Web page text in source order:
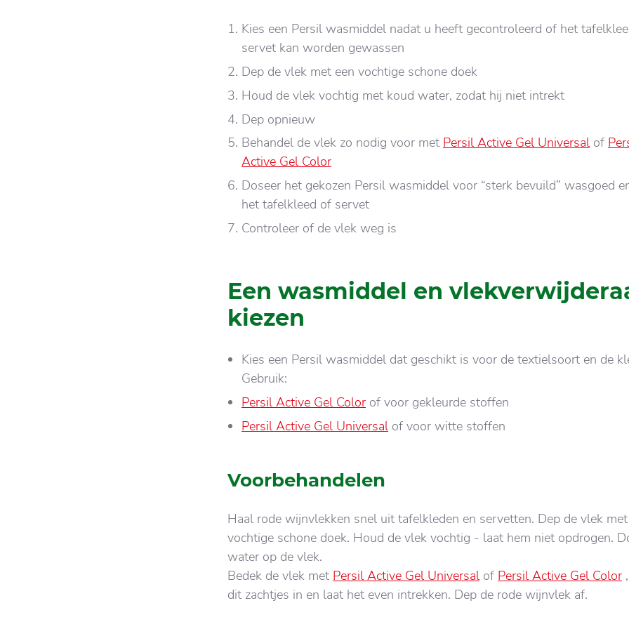
Kies een Persil wasmiddel nadat u heeft gecontroleerd of het
servet kan worden gewassen
Dep de vlek met een vochtige schone doek
Houd de vlek vochtig met koud water, zodat hij niet intrekt
Dep opnieuw
Behandel de vlek zo nodig voor met Persil Active Gel Universalof
Active Gel Color
Doseer het gekozen Persil wasmiddel voor “sterk bevuild” wasgoed
het tafelkleed of servet
Controleer of de vlek weg is
Een wasmiddel en
kiezen
Kies een Persil wasmiddel dat geschikt is voor de textielsoort en de
Gebruik:
Persil Active Gel Colorof voor gekleurde stoffen
Persil Active Gel Universalof voor witte stoffen
Voorbehandelen
Haal rode wijnvlekken snel uit tafelkleden en servetten. Dep de vlek
vochtige schone doek. Houd de vlek vochtig - laat hem niet opdrogen.
water op de vlek.
Bedek de vlek met Persil Active Gel Universalof Persil Active Gel Color,
dit zachtjes in en laat het even intrekken. Dep de rode wijnvlek af.